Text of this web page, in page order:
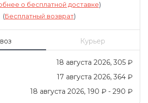
о бесплатной доставке)
(Бесплатный возврат)
Курьер
18 августа 2026 305 ₽
17 августа 2026 364 ₽
18 августа 2026 190 ₽ - 290 ₽